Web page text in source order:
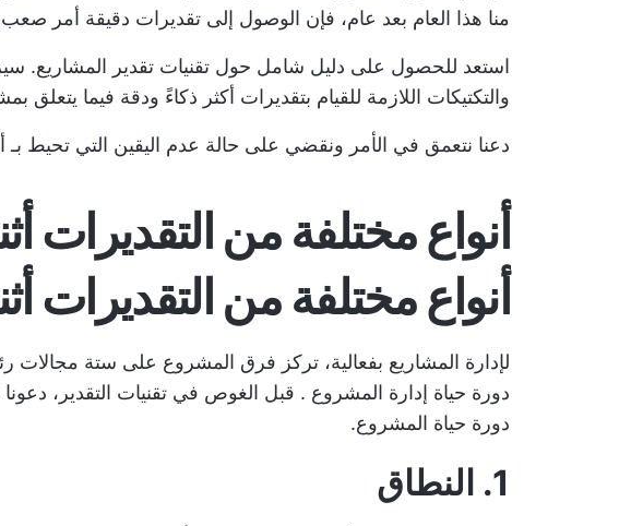
منا هذا العام بعد عام، فإن الوصول إلى تقديرات دقيقة أمر
استعد للحصول على دليل شامل حول تقنيات تقدير المشاريع.
والتكتيكات اللازمة للقيام بتقديرات أكثر ذكاءً ودقة فيما يتعلق
دعنا نتعمق في الأمر ونقضي على حالة عدم اليقين التي تحيط بـ
أنواع مختلفة من التقديرات
أنواع مختلفة من التقديرات
لإدارة المشاريع بفعالية، تركز فرق المشروع على ستة مجالات
دورة حياة إدارة المشروع . قبل الغوص في تقنيات التقدير،
دورة حياة المشروع.
1. النطاق